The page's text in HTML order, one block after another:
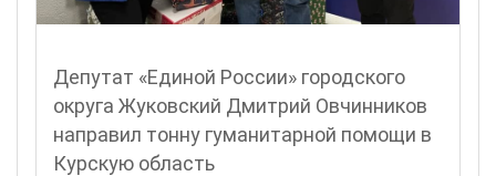
Депутат «Единой России» городского
округа Жуковский Дмитрий Овчинников
направил тонну гуманитарной помощи в
Курскую область